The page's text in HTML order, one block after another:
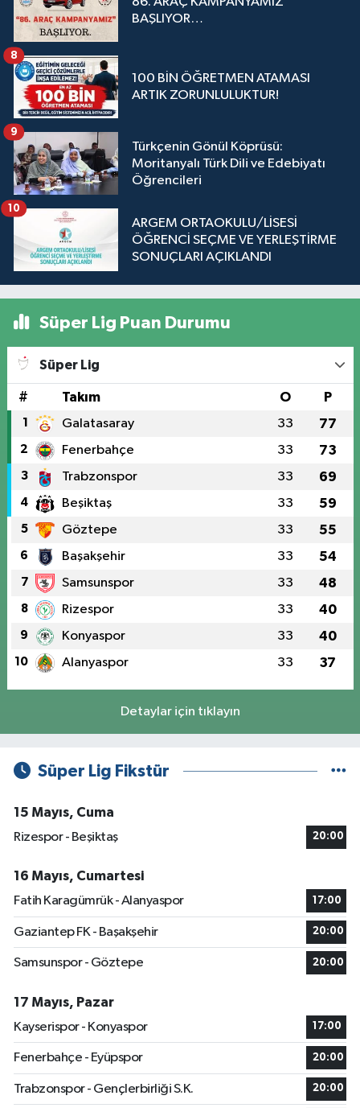
BAŞLIYOR…
100 BİN ÖĞRETMEN ATAMASI
ARTIK ZORUNLULUKTUR!
8
Türkçenin Gönül Köprüsü:
Moritanyalı Türk Dili ve Edebiyatı
Öğrencileri
9
ARGEM ORTAOKULU/LİSESİ
ÖĞRENCİ SEÇME VE YERLEŞTİRME
SONUÇLARI AÇIKLANDI
10
Süper Lig Puan Durumu
Süper Lig
# Takım O P
1 Galatasaray 33 77
2 Fenerbahçe 33 73
3 Trabzonspor 33 69
4 Beşiktaş 33 59
5 Göztepe 33 55
6 Başakşehir 33 54
7 Samsunspor 33 48
8 Rizespor 33 40
9 Konyaspor 33 40
10 Alanyaspor 33 37
Detaylar için tıklayın
Süper Lig Fikstür
15 Mayıs, Cuma
Rizespor - Beşiktaş
20:00
16 Mayıs, Cumartesi
Fatih Karagümrük - Alanyaspor
17:00
Gaziantep FK - Başakşehir 20:00
Samsunspor - Göztepe 20:00
17 Mayıs, Pazar
Kayserispor - Konyaspor
17:00
Fenerbahçe - Eyüpspor 20:00
Trabzonspor - Gençlerbirliği S.K. 20:00